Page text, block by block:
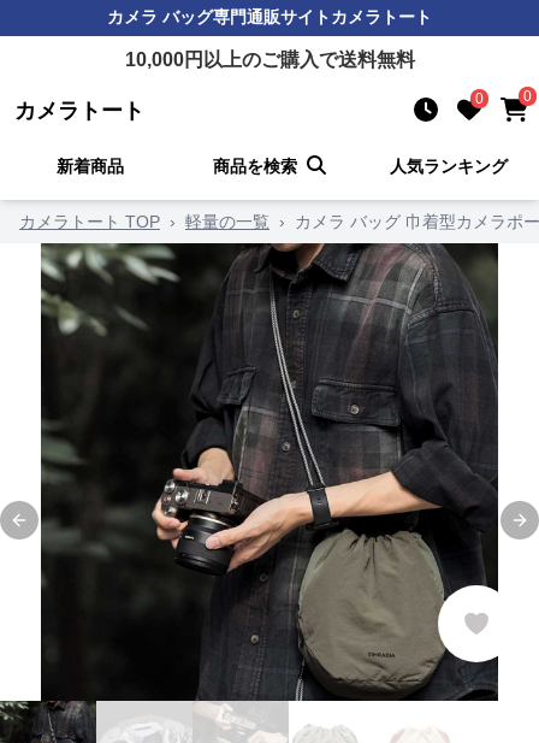
カメラ バッグ専門通販サイトカメラトート
10,000円以上のご購入で送料無料
カメラトート 0 0
新着商品 商品を検索 人気ランキング
カメラトート TOP › 軽量の一覧 › カメラ バッグ 巾着型カメラポ
Previous slide